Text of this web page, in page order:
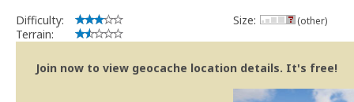
Difficulty:
Terrain:
Size: (other)
Join now to view geocache location details. It's free!